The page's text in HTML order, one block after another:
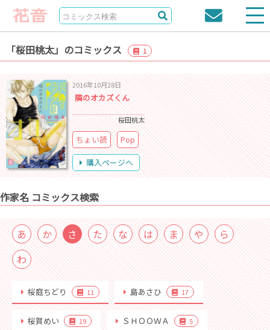
「桜田桃太」のコミックス 1
2016年10月28日
隣のオカズくん
桜田桃太
ちょい読
Pop
購入ページへ
作家名 コミックス検索
あ か さ た な は ま や
ら
わ
桜庭ちどり 11 島あさひ 17
桜賀めい 19 ＳＨＯＯＷＡ 5